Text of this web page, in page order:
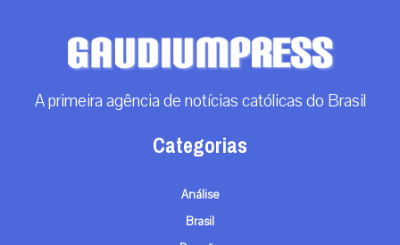
A primeira agência de notícias católicas do Brasil
Categorias
Análise
Brasil